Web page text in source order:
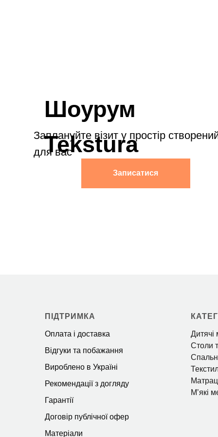
ПІДТРИМКА
Оплата і доставка
Відгуки та побажання
Вироблено в Україні
Рекомендації з догляду
Гарантії
Договір публічної офер
Матеріали
Дитячі
Столи
Мʼякі